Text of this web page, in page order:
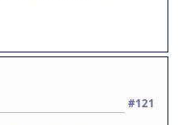
#121